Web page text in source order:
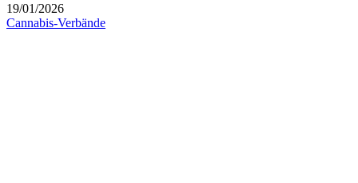
19/01/2026
Cannabis-Verbände